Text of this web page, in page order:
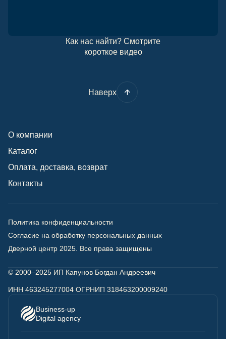
Как нас найти? Смотрите
короткое видео
Наверх
О компании
Каталог
Оплата, доставка, возврат
Контакты
Политика конфиденциальности
Согласие на обработку персональных данных
Дверной центр 2025. Все права защищены
© 2000–2025 ИП Капунов Богдан Андреевич
ИНН 463245277004 ОГРНИП 318463200009240
Business-up
Digital agency